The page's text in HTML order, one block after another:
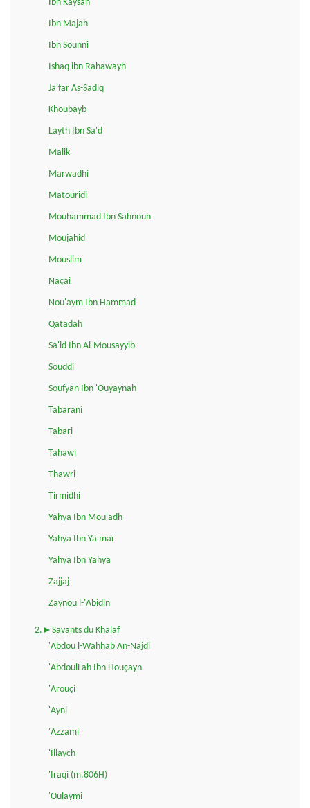
Ibn Kaysan
Ibn Majah
Ibn Sounni
Ishaq ibn Rahawayh
Ja'far As-Sadiq
Khoubayb
Layth Ibn Sa'd
Malik
Marwadhi
Matouridi
Mouhammad Ibn Sahnoun
Moujahid
Mouslim
Naçai
Nou'aym Ibn Hammad
Qatadah
Sa'id Ibn Al-Mousayyib
Souddi
Soufyan Ibn 'Ouyaynah
Tabarani
Tabari
Tahawi
Thawri
Tirmidhi
Yahya Ibn Mou'adh
Yahya Ibn Ya'mar
Yahya Ibn Yahya
Zajjaj
Zaynou l-'Abidin
2.►Savants du Khalaf
'Abdou l-Wahhab An-Najdi
'AbdoulLah Ibn Houçayn
'Arouçi
'Ayni
'Azzami
'Illaych
'Iraqi (m.806H)
'Oulaymi